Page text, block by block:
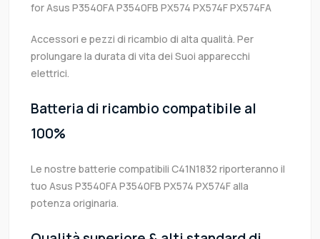
for Asus P3540FA P3540FB PX574 PX574F PX574FA
Accessori e pezzi di ricambio di alta qualità. Per
prolungare la durata di vita dei Suoi apparecchi
elettrici.
Batteria di ricambio compatibile al
100%
Le nostre batterie compatibili C41N1832 riporteranno il
tuo Asus P3540FA P3540FB PX574 PX574F alla
potenza originaria.